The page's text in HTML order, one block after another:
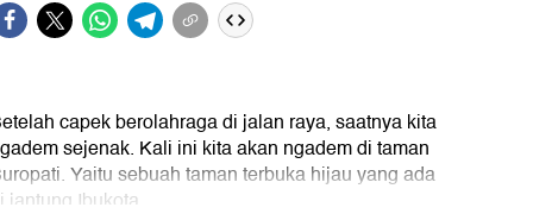
capek berolahraga di jalan raya, saatnya kita
sejenak. Kali ini kita akan ngadem di taman
Yaitu sebuah taman terbuka hijau yang ada
jantung Ibukota.